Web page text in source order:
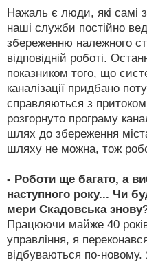
Нажаль є люди, які самі
наші служби постійно
збереженню належного
відповідній роботі.
показником того, що
каналізації придбано
справляються з
розгорнуто програму
шлях до збереження
шляху не можна, тож
- Роботи ще багато, а
наступного року... Чи
мери Скадовська
Працюючи майже 40
управління, я
відбуваються по-